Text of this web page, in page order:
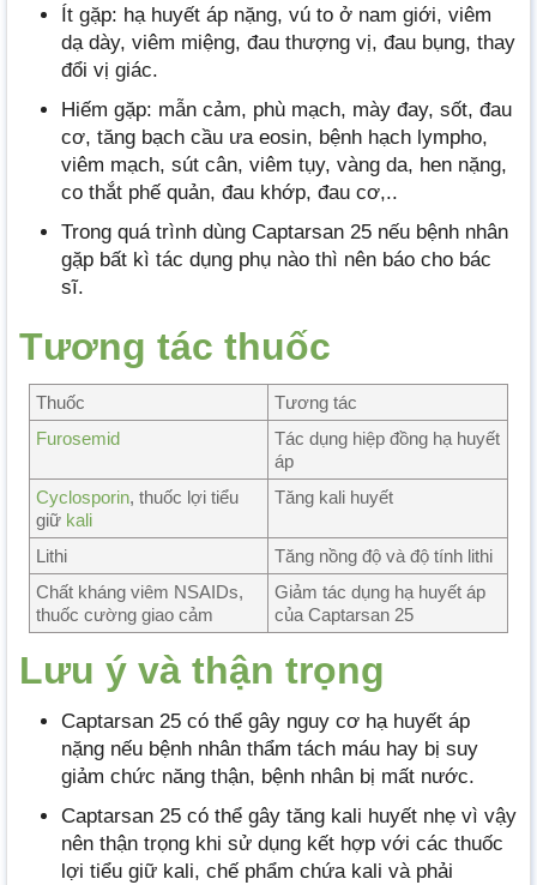
Ít gặp: hạ huyết áp nặng, vú to ở nam giới, viêm
dạ dày, viêm miệng, đau thượng vị, đau bụng, thay
đổi vị giác.
Hiếm gặp: mẫn cảm, phù mạch, mày đay, sốt, đau
cơ, tăng bạch cầu ưa eosin, bệnh hạch lympho,
viêm mạch, sút cân, viêm tụy, vàng da, hen nặng,
co thắt phế quản, đau khớp, đau cơ,..
Trong quá trình dùng Captarsan 25 nếu bệnh nhân
gặp bất kì tác dụng phụ nào thì nên báo cho bác
sĩ.
Tương tác thuốc
Thuốc
Tương tác
Furosemid
Tác dụng hiệp đồng hạ huyết
áp
Cyclosporin, thuốc lợi tiểu
giữ kali
Tăng kali huyết
Lithi
Tăng nồng độ và độ tính lithi
Chất kháng viêm NSAIDs,
thuốc cường giao cảm
Giảm tác dụng hạ huyết áp
của Captarsan 25
Lưu ý và thận trọng
Captarsan 25 có thể gây nguy cơ hạ huyết áp
nặng nếu bệnh nhân thẩm tách máu hay bị suy
giảm chức năng thận, bệnh nhân bị mất nước.
Captarsan 25 có thể gây tăng kali huyết nhẹ vì vậy
nên thận trọng khi sử dụng kết hợp với các thuốc
lợi tiểu giữ kali, chế phẩm chứa kali và phải